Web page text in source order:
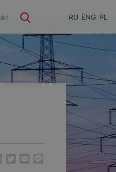
RU ENG PL
Facebook
Twitter
Email Message